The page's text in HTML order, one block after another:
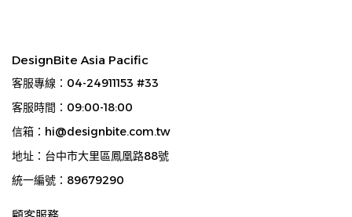
DesignBite Asia Pacific
客服專線：04-24911153 #33
客服時間：09:00-18:00
信箱：hi@designbite.com.tw
地址：台中市大里區鳳凰路88號
統一編號：89679290